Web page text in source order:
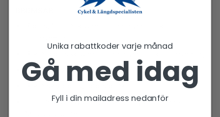
Skivbroms med hydraulisk manövrering
Främre skivbroms, rotorstorlek
180 mm
Främre bromssystem, beskrivningShimano BR-
Unika rabattkoder varje månad
Gå med idag
Fyll i din mailadress nedanför